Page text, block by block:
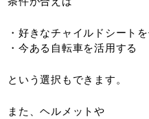
・好きなチャイルドシート
・今ある自転車を活用する
という選択もできます。
また、ヘルメットや